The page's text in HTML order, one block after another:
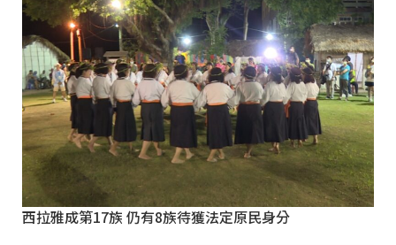
西拉雅成第17族 仍有8族待獲法定原民身分